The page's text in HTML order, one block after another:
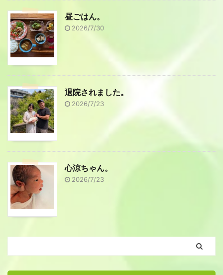
昼ごはん。
2026/7/30
退院されました。
2026/7/23
心涼ちゃん。
2026/7/23